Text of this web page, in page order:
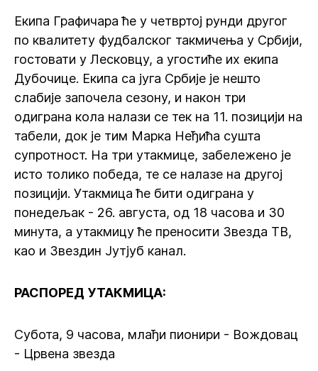
Екипа Графичара ће у четвртој рунди другог
по квалитету фудбалског такмичења у Србији,
гостовати у Лесковцу, а угостиће их екипа
Дубочице. Екипа са југа Србије је нешто
слабије започела сезону, и након три
одиграна кола налази се тек на 11. позицији на
табели, док је тим Марка Неђића сушта
супротност. На три утакмице, забележено је
исто толико победа, те се налазе на другој
позицији. Утакмица ће бити одиграна у
понедељак - 26. августа, од 18 часова и 30
минута, а утакмицу ће преносити Звезда ТВ,
као и Звездин Јутјуб канал.
РАСПОРЕД УТАКМИЦА:
Субота, 9 часова, млађи пионири - Вождовац
- Црвена звезда